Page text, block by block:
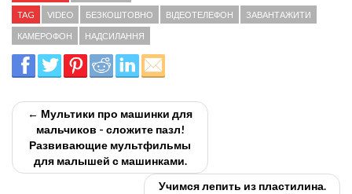
TAG VIDEO БЕЗКОШТОВНО ВІДЕОТЕЛЕФОН ЗАВАНТАЖИТИ
КАМЕРОФОН НАДСИЛАННЯ
← Мультики про машинки для
мальчиков - сложите пазл!
Развивающие мультфильмы
для малышей с машинками.
Учимся лепить из пластилина.